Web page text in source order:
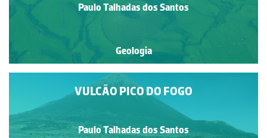
Paulo Talhadas dos Santos
Geologia
VULCÃO PICO DO FOGO
Paulo Talhadas dos Santos